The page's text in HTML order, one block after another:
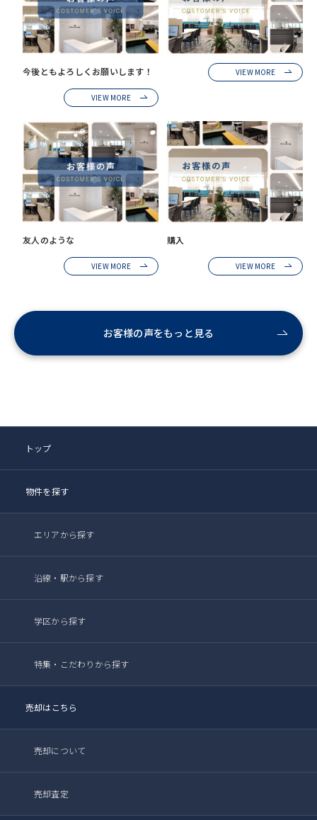
今後ともよろしくお願いします！
VIEW MORE
VIEW MORE
友人のような
VIEW MORE
購入
VIEW MORE
お客様の声をもっと見る
トップ
物件を探す
エリアから探す
沿線・駅から探す
学区から探す
特集・こだわりから探す
売却はこちら
売却について
売却査定